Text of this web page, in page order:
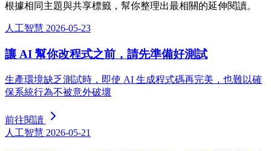
根據相同主題與共享標籤，幫你整理出最相關的延伸閱讀。
人工智慧 2026-05-23
讓 AI 幫你改程式之前，請先準備好測試
生產環境缺乏測試時，即使 AI 生成程式碼再完美，也難以確
保系統行為不被意外破壞
前往閱讀
人工智慧 2026-05-21